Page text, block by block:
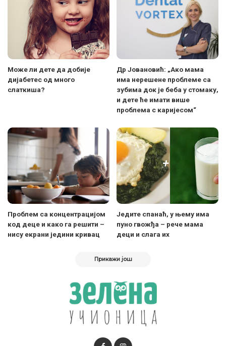
Може ли дете да добије
дијабетес од много
слаткиша?
Др Јовановић: „Ако мама
има нерешене проблеме са
зубима док је беба у стомаку,
и дете ће имати више
проблема с каријесом“
Проблем са концентрацијом
код деце и како га решити –
нису екрани једини кривац
Једите спанаћ, у њему има
пуно гвожђа – рече мама
деци и слага их
Прикажи још